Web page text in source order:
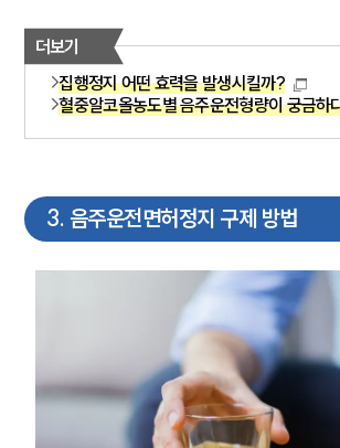
더보기
집행정지 어떤 효력을 발생시킬까?
혈중알코올농도별 음주운전형량이 궁금하
3. 음주운전면허정지 구제 방법